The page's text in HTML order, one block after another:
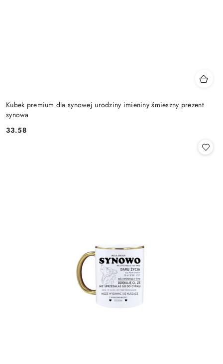
Kubek premium dla synowej urodziny imieniny śmieszny prezent
synowa
Cena:
33.58